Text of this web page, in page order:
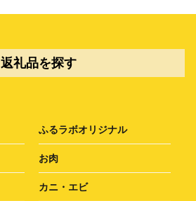
返礼品を探す
ふるラボオリジナル
お肉
カニ・エビ